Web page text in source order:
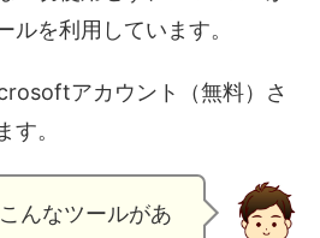
ルを利用しています。
アカウント（無料）さ
す。
んなツールがあ